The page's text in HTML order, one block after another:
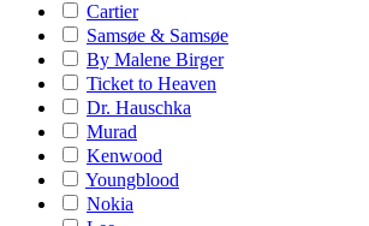
Cartier
Samsøe & Samsøe
By Malene Birger
Ticket to Heaven
Dr. Hauschka
Murad
Kenwood
Youngblood
Nokia